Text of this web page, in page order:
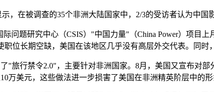
，在被调查的35个非洲大陆国家中，2/3的受访者认为中国
问题研究中心（CSIS）"中国力量"（China Power）项目
位长期空缺，美国在该地区几乎没有高层外交代表。同时
"旅行禁令2.0"，主要针对非洲国家。8月，美国又宣布对
万美元，这些做法进一步损害了美国在非洲精英阶层中的形